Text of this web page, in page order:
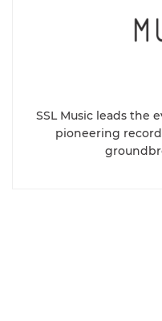
SSL Music leads the
pioneering